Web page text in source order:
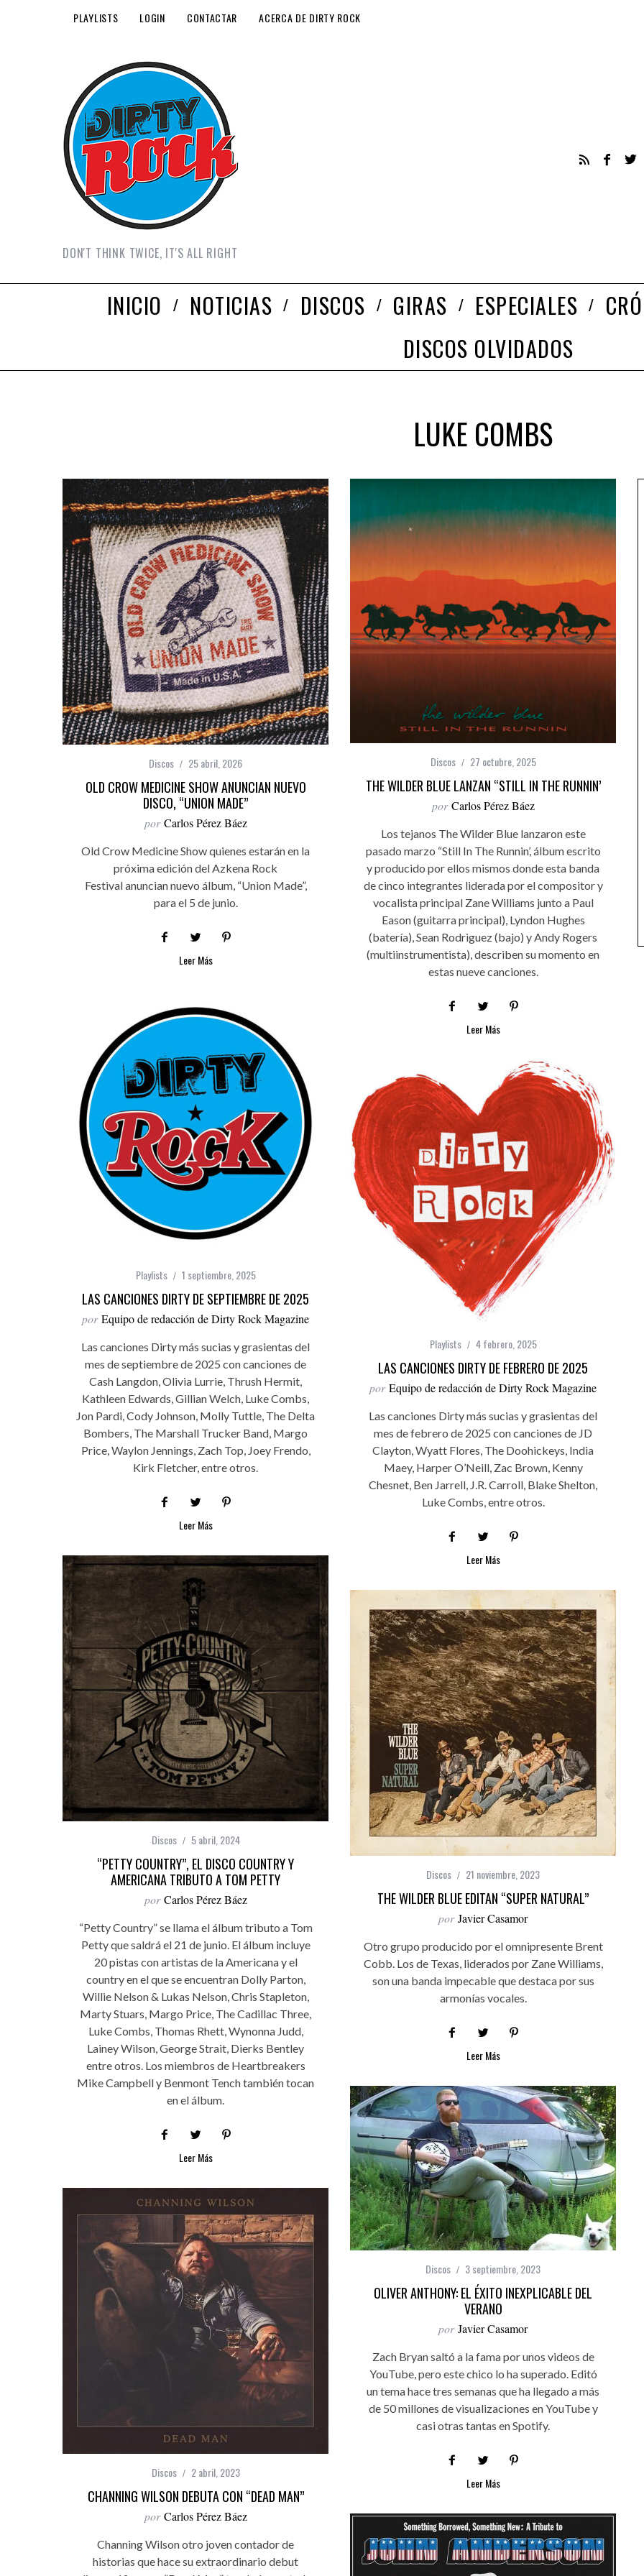
PLAYLISTS LOGIN CONTACTAR ACERCA DE DIRTY ROCK
DON'T THINK TWICE, IT'S ALL RIGHT
INICIO NOTICIAS DISCOS GIRAS ESPECIALES
DISCOS OLVIDADOS
LUKE COMBS
Discos 25 abril, 2026
OLD CROW MEDICINE SHOW ANUNCIAN NUEVO
DISCO, “UNION MADE”
por Carlos Pérez Báez
Old Crow Medicine Show quienes estarán en la
próxima edición del Azkena Rock
Festival anuncian nuevo álbum, “Union Made”,
para el 5 de junio.
Leer Más
Discos 27 octubre, 2025
THE WILDER BLUE LANZAN “STILL IN THE RUNNIN’
por Carlos Pérez Báez
Los tejanos The Wilder Blue lanzaron este
pasado marzo “Still In The Runnin’, álbum escrito
y producido por ellos mismos donde esta banda
de cinco integrantes liderada por el compositor y
vocalista principal Zane Williams junto a Paul
Eason (guitarra principal), Lyndon Hughes
(batería), Sean Rodriguez (bajo) y Andy Rogers
(multiinstrumentista), describen su momento en
estas nueve canciones.
Leer Más
Playlists 1 septiembre, 2025
LAS CANCIONES DIRTY DE SEPTIEMBRE DE 2025
por Equipo de redacción de Dirty Rock Magazine
Las canciones Dirty más sucias y grasientas del
mes de septiembre de 2025 con canciones de
Cash Langdon, Olivia Lurrie, Thrush Hermit,
Kathleen Edwards, Gillian Welch, Luke Combs,
Jon Pardi, Cody Johnson, Molly Tuttle, The Delta
Bombers, The Marshall Trucker Band, Margo
Price, Waylon Jennings, Zach Top, Joey Frendo,
Kirk Fletcher, entre otros.
Leer Más
Playlists 4 febrero, 2025
LAS CANCIONES DIRTY DE FEBRERO DE 2025
por Equipo de redacción de Dirty Rock Magazine
Las canciones Dirty más sucias y grasientas del
mes de febrero de 2025 con canciones de JD
Clayton, Wyatt Flores, The Doohickeys, India
Maey, Harper O’Neill, Zac Brown, Kenny
Chesnet, Ben Jarrell, J.R. Carroll, Blake Shelton,
Luke Combs, entre otros.
Leer Más
Discos 5 abril, 2024
“PETTY COUNTRY”, EL DISCO COUNTRY Y
AMERICANA TRIBUTO A TOM PETTY
por Carlos Pérez Báez
“Petty Country” se llama el álbum tributo a Tom
Petty que saldrá el 21 de junio. El álbum incluye
20 pistas con artistas de la Americana y el
country en el que se encuentran Dolly Parton,
Willie Nelson & Lukas Nelson, Chris Stapleton,
Marty Stuars, Margo Price, The Cadillac Three,
Luke Combs, Thomas Rhett, Wynonna Judd,
Lainey Wilson, George Strait, Dierks Bentley
entre otros. Los miembros de Heartbreakers
Mike Campbell y Benmont Tench también tocan
en el álbum.
Leer Más
Discos 21 noviembre, 2023
THE WILDER BLUE EDITAN “SUPER NATURAL”
por Javier Casamor
Otro grupo producido por el omnipresente Brent
Cobb. Los de Texas, liderados por Zane Williams,
son una banda impecable que destaca por sus
armonías vocales.
Leer Más
Discos 3 septiembre, 2023
OLIVER ANTHONY: EL ÉXITO INEXPLICABLE DEL
VERANO
por Javier Casamor
Zach Bryan saltó a la fama por unos videos de
YouTube, pero este chico lo ha superado. Editó
un tema hace tres semanas que ha llegado a más
de 50 millones de visualizaciones en YouTube y
casi otras tantas en Spotify.
Leer Más
Discos 2 abril, 2023
CHANNING WILSON DEBUTA CON “DEAD MAN”
por Carlos Pérez Báez
Channing Wilson otro joven contador de
historias que hace su extraordinario debut